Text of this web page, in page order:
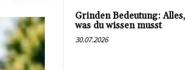
Grinden Bedeutung: Alles,
was du wissen musst
30.07.2026